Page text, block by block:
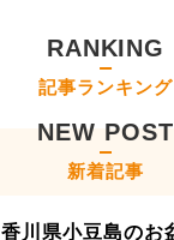
RANKING
記事ランキング
NEW POST
新着記事
香川県小豆島のお